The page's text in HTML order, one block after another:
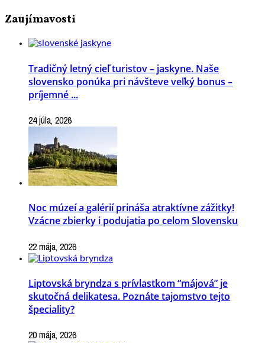
Zaujímavosti
Tradičný letný cieľ turistov – jaskyne. Naše
slovensko ponúka pri návšteve veľký bonus –
príjemné ...
24 júla, 2026
Noc múzeí a galérií prináša atraktívne zážitky!
Vzácne zbierky i podujatia po celom Slovensku
22 mája, 2026
Liptovská bryndza s prívlastkom “májová” je
skutočná delikatesa. Poznáte tajomstvo tejto
špeciality?
20 mája, 2026